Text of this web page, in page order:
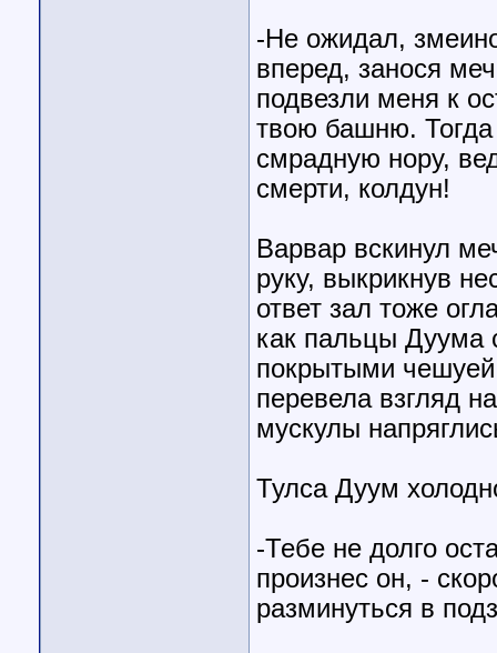
-Не ожидал,
вперед, занося
подвезли меня к
твою башню.
смрадную нору,
смерти, колдун!
Варвар вскинул
руку, выкрикнув
ответ зал тоже
как пальцы Дуума
покрытыми
перевела взгляд
мускулы
Тулса Дуум
-Тебе не долго
произнес он, -
разминуться в